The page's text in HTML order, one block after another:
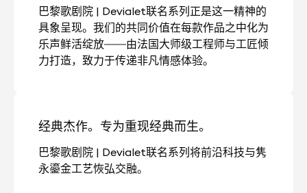
巴黎歌剧院 | Devialet联名系列正是这一精神的
具象呈现。我们的共同价值在每款作品之中化为
乐声鲜活绽放——由法国大师级工程师与工匠倾
力打造，致力于传递非凡情感体验。
经典杰作。专为重现经典而生。
巴黎歌剧院 | Devialet联名系列将前沿科技与隽
永鎏金工艺恢弘交融。